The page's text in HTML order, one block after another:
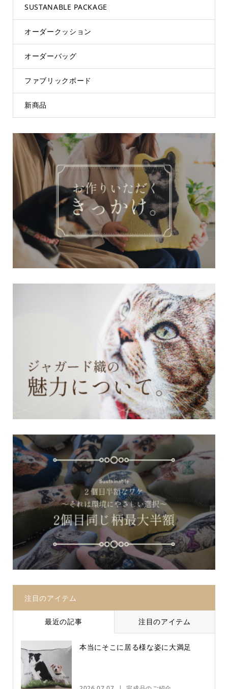
SUSTANABLE PACKAGE
オーダークッション
オーダーバッグ
ファブリックボード
新商品
注目のアイテム
最近の記事 注目のアイテム
本当にそこに居る様な姿に大満足